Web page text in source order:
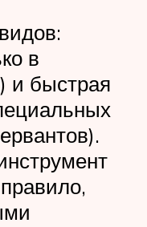
в
и быстрая